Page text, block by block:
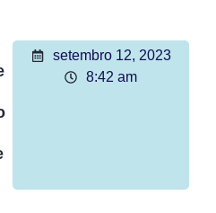
setembro 12, 2023
8:42 am